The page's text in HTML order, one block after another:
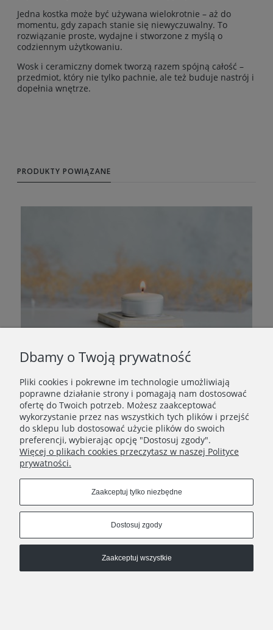
Jedna kostka może być używana wielokrotnie – aż do
momentu, gdy zapach stanie się niewyczuwalny. To
rozwiązanie proste, wydajne i stworzone z myślą o
codziennym użytkowaniu.
Wosk i ceramiczny domek tworzą razem spójną całość –
przedmiot, który nie tylko pachnie, ale też buduje nastrój i
dopełnia wnętrze.
PRODUKTY POWIĄZANE
Świeczki sojowe tealight 4 szt.
10,00 zł
Do koszyka
Copyrights © 2024 - Poziom Studio
Dbamy o Twoją prywatność
Pliki cookies i pokrewne im technologie umożliwiają
poprawne działanie strony i pomagają nam dostosować
ofertę do Twoich potrzeb. Możesz zaakceptować
wykorzystanie przez nas wszystkich tych plików i przejść
do sklepu lub dostosować użycie plików do swoich
preferencji, wybierając opcję "Dostosuj zgody".
Więcej o plikach cookies przeczytasz w naszej Polityce
prywatności.
Zaakceptuj tylko niezbędne
Dostosuj zgody
Zaakceptuj wszystkie